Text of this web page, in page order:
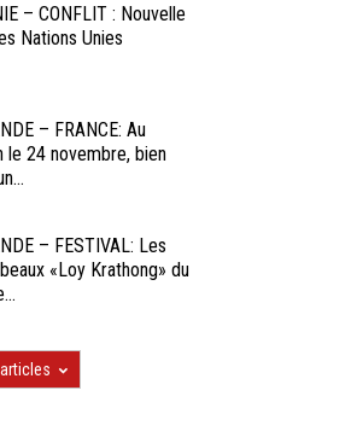
– CONFLIT : Nouvelle
Nations Unies
– FRANCE: Au
le 24 novembre, bien
– FESTIVAL: Les
«Loy Krathong» du